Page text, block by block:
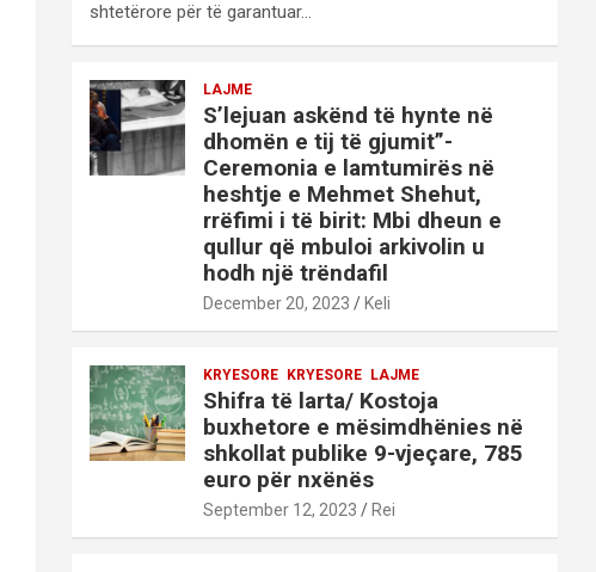
shtetërore për të garantuar…
LAJME
S’lejuan askënd të hynte në
dhomën e tij të gjumit”-
Ceremonia e lamtumirës në
heshtje e Mehmet Shehut,
rrëfimi i të birit: Mbi dheun e
qullur që mbuloi arkivolin u
hodh një trëndafil
December 20, 2023 Keli
KRYESORE KRYESORE LAJME
Shifra të larta/ Kostoja
buxhetore e mësimdhënies në
shkollat publike 9-vjeçare, 785
euro për nxënës
September 12, 2023 Rei